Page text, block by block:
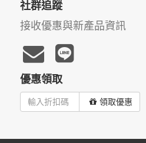
社群追蹤
接收優惠與新產品資訊
優惠領取
領取優惠